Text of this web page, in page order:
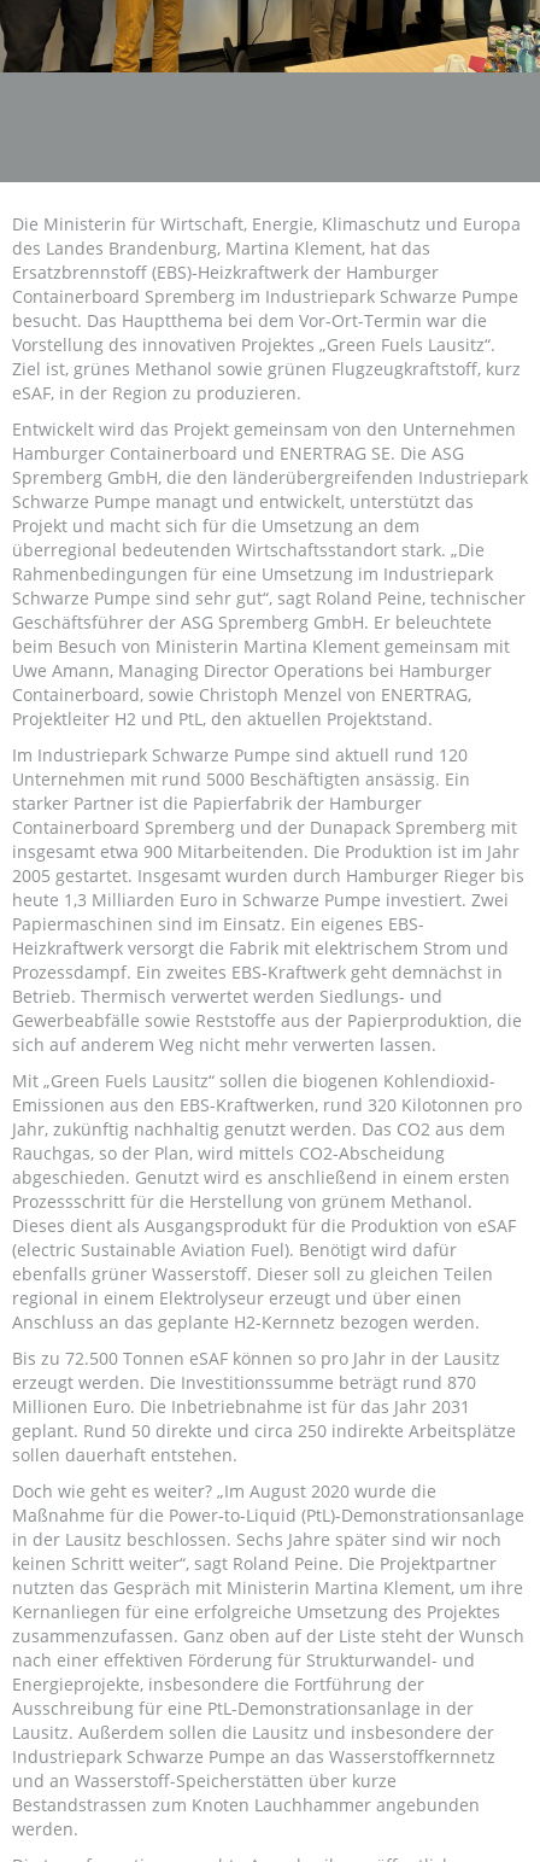
Die Ministerin für Wirtschaft, Energie, Klimaschutz und Europa
des Landes Brandenburg, Martina Klement, hat das
Ersatzbrennstoff (EBS)-Heizkraftwerk der Hamburger
Containerboard Spremberg im Industriepark Schwarze Pumpe
besucht. Das Hauptthema bei dem Vor-Ort-Termin war die
Vorstellung des innovativen Projektes „Green Fuels Lausitz“.
Ziel ist, grünes Methanol sowie grünen Flugzeugkraftstoff, kurz
eSAF, in der Region zu produzieren.
Entwickelt wird das Projekt gemeinsam von den Unternehmen
Hamburger Containerboard und ENERTRAG SE. Die ASG
Spremberg GmbH, die den länderübergreifenden Industriepark
Schwarze Pumpe managt und entwickelt, unterstützt das
Projekt und macht sich für die Umsetzung an dem
überregional bedeutenden Wirtschaftsstandort stark. „Die
Rahmenbedingungen für eine Umsetzung im Industriepark
Schwarze Pumpe sind sehr gut“, sagt Roland Peine, technischer
Geschäftsführer der ASG Spremberg GmbH. Er beleuchtete
beim Besuch von Ministerin Martina Klement gemeinsam mit
Uwe Amann, Managing Director Operations bei Hamburger
Containerboard, sowie Christoph Menzel von ENERTRAG,
Projektleiter H2 und PtL, den aktuellen Projektstand.
Im Industriepark Schwarze Pumpe sind aktuell rund 120
Unternehmen mit rund 5000 Beschäftigten ansässig. Ein
starker Partner ist die Papierfabrik der Hamburger
Containerboard Spremberg und der Dunapack Spremberg mit
insgesamt etwa 900 Mitarbeitenden. Die Produktion ist im Jahr
2005 gestartet. Insgesamt wurden durch Hamburger Rieger bis
heute 1,3 Milliarden Euro in Schwarze Pumpe investiert. Zwei
Papiermaschinen sind im Einsatz. Ein eigenes EBS-
Heizkraftwerk versorgt die Fabrik mit elektrischem Strom und
Prozessdampf. Ein zweites EBS-Kraftwerk geht demnächst in
Betrieb. Thermisch verwertet werden Siedlungs- und
Gewerbeabfälle sowie Reststoffe aus der Papierproduktion, die
sich auf anderem Weg nicht mehr verwerten lassen.
Mit „Green Fuels Lausitz“ sollen die biogenen Kohlendioxid-
Emissionen aus den EBS-Kraftwerken, rund 320 Kilotonnen pro
Jahr, zukünftig nachhaltig genutzt werden. Das CO2 aus dem
Rauchgas, so der Plan, wird mittels CO2-Abscheidung
abgeschieden. Genutzt wird es anschließend in einem ersten
Prozessschritt für die Herstellung von grünem Methanol.
Dieses dient als Ausgangsprodukt für die Produktion von eSAF
(electric Sustainable Aviation Fuel). Benötigt wird dafür
ebenfalls grüner Wasserstoff. Dieser soll zu gleichen Teilen
regional in einem Elektrolyseur erzeugt und über einen
Anschluss an das geplante H2-Kernnetz bezogen werden.
Bis zu 72.500 Tonnen eSAF können so pro Jahr in der Lausitz
erzeugt werden. Die Investitionssumme beträgt rund 870
Millionen Euro. Die Inbetriebnahme ist für das Jahr 2031
geplant. Rund 50 direkte und circa 250 indirekte Arbeitsplätze
sollen dauerhaft entstehen.
Doch wie geht es weiter? „Im August 2020 wurde die
Maßnahme für die Power-to-Liquid (PtL)-Demonstrationsanlage
in der Lausitz beschlossen. Sechs Jahre später sind wir noch
keinen Schritt weiter“, sagt Roland Peine. Die Projektpartner
nutzten das Gespräch mit Ministerin Martina Klement, um ihre
Kernanliegen für eine erfolgreiche Umsetzung des Projektes
zusammenzufassen. Ganz oben auf der Liste steht der Wunsch
nach einer effektiven Förderung für Strukturwandel- und
Energieprojekte, insbesondere die Fortführung der
Ausschreibung für eine PtL-Demonstrationsanlage in der
Lausitz. Außerdem sollen die Lausitz und insbesondere der
Industriepark Schwarze Pumpe an das Wasserstoffkernnetz
und an Wasserstoff-Speicherstätten über kurze
Bestandstrassen zum Knoten Lauchhammer angebunden
werden.